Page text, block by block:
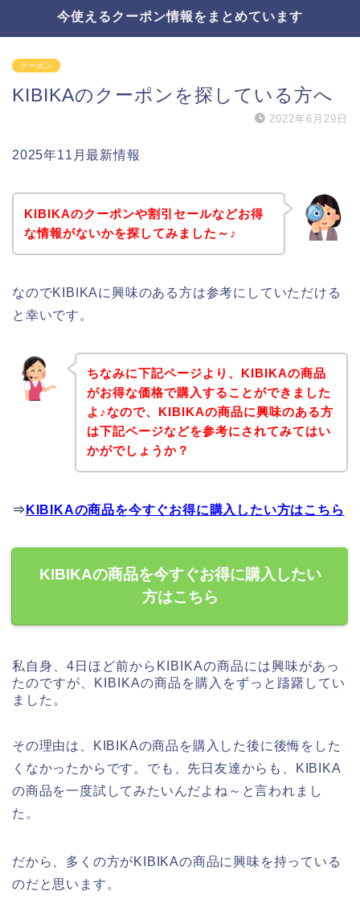
今使えるクーポン情報をまとめています
クーポン
KIBIKAのクーポンを探している方へ
2022年6月29日
2025年11月最新情報
KIBIKAのクーポンや割引セールなどお得
な情報がないかを探してみました～♪
なのでKIBIKAに興味のある方は参考にしていただける
と幸いです。
ちなみに下記ページより、KIBIKAの商品
がお得な価格で購入することができました
よ♪なので、KIBIKAの商品に興味のある方
は下記ページなどを参考にされてみてはい
かがでしょうか？
⇒ KIBIKAの商品を今すぐお得に購入したい方はこちら
KIBIKAの商品を今すぐお得に購入したい
方はこちら
私自身、4日ほど前からKIBIKAの商品には興味があっ
たのですが、KIBIKAの商品を購入をずっと躊躇してい
ました。
その理由は、KIBIKAの商品を購入した後に後悔をした
くなかったからです。でも、先日友達からも、KIBIKA
の商品を一度試してみたいんだよね～と言われまし
た。
だから、多くの方がKIBIKAの商品に興味を持っている
のだと思います。